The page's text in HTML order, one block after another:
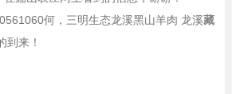
何，三明生态龙溪黑山羊肉 龙溪藏
到来！